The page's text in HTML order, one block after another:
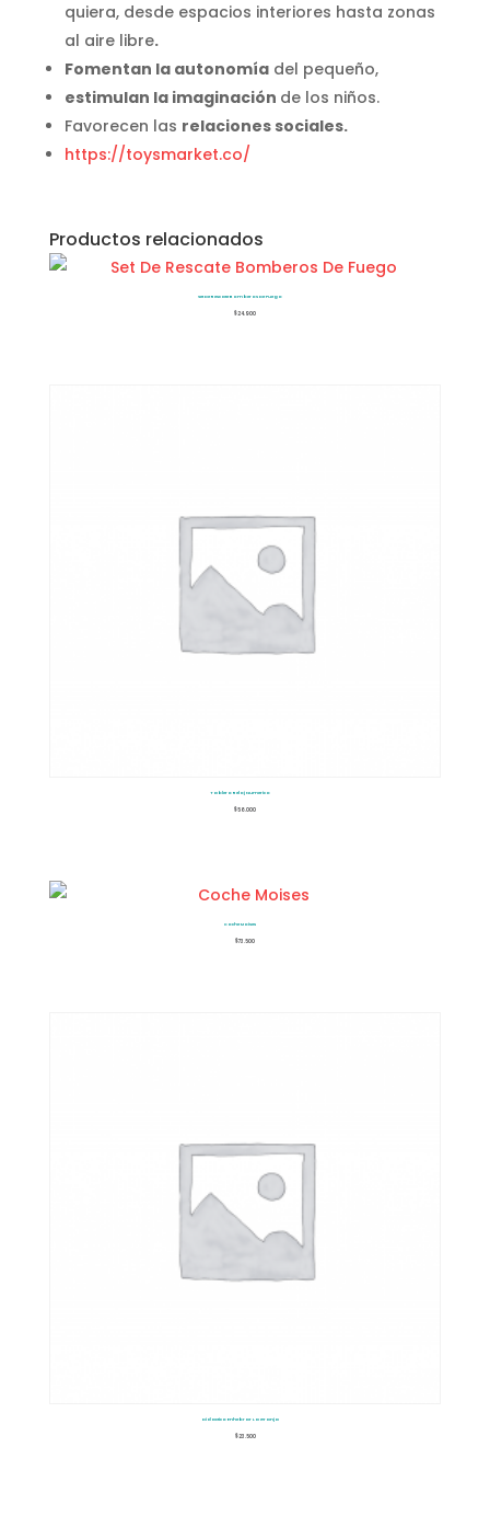
quiera, desde espacios interiores hasta zonas
al aire libre.
Fomentan la autonomíadel pequeño,
estimulan la imaginación de los niños.
Favorecen las relaciones sociales.
https://toysmarket.co/
Productos relacionados
Set De Rescate Bomberos De Fuego
$24.900
Tablero Reloj Numerico
$56.000
Coche Moises
$73.500
Didactico Enhebrar La Granja
$23.500